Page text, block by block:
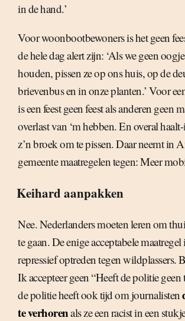
in de hand.’
Voor woonbootbewoners is het geen
de hele dag alert zijn: ‘Als we geen
houden, pissen ze op ons huis, op de
brievenbus en in onze planten.’ Voor
is een feest geen feest als anderen geen
overlast van ‘m hebben. En overal
z’n broek om te pissen. Daar neemt in
gemeente maatregelen tegen: Meer
Keihard aanpakken
Nee. Nederlanders moeten leren om
te gaan. De enige acceptabele
repressief optreden tegen wildplassers.
Ik accepteer geen “Heeft de politie
de politie heeft ook tijd om journalisten
te verhorenals ze een racist in een